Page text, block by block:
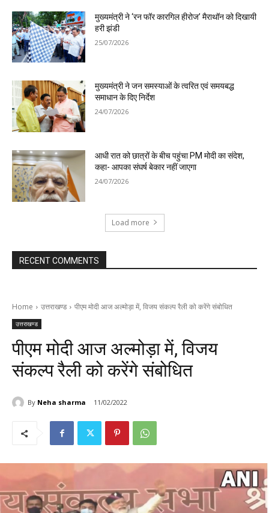
मुख्यमंत्री ने ‘रन फॉर कारगिल हीरोज’ मैराथॉन को दिखायी
हरी झंडी
25/07/2026
मुख्यमंत्री ने जन समस्याओं के त्वरित एवं समयबद्ध
समाधान के दिए निर्देश
24/07/2026
आधी रात को छात्रों के बीच पहुंचा PM मोदी का संदेश,
कहा- आपका संघर्ष बेकार नहीं जाएगा
24/07/2026
Load more
RECENT COMMENTS